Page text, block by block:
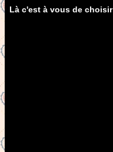
Là c'est à vous de choisir